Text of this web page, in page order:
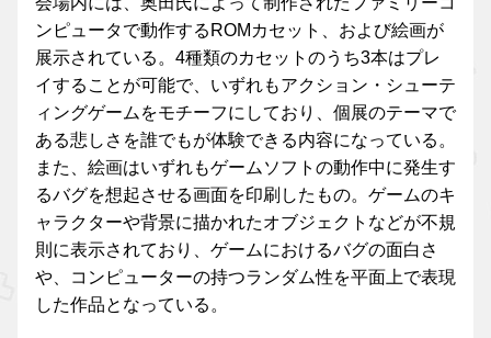
ンピュータで動作するROMカセット、および絵画が
展示されている。4種類のカセットのうち3本はプレ
イすることが可能で、いずれもアクション・シューテ
ィングゲームをモチーフにしており、個展のテーマで
ある悲しさを誰でもが体験できる内容になっている。
また、絵画はいずれもゲームソフトの動作中に発生す
るバグを想起させる画面を印刷したもの。ゲームのキ
ャラクターや背景に描かれたオブジェクトなどが不規
則に表示されており、ゲームにおけるバグの面白さ
や、コンピューターの持つランダム性を平面上で表現
した作品となっている。